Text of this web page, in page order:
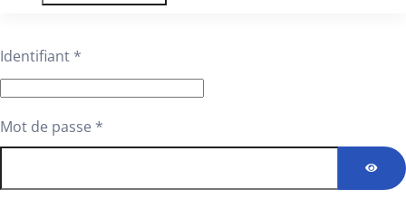
Identifiant *
Mot de passe *